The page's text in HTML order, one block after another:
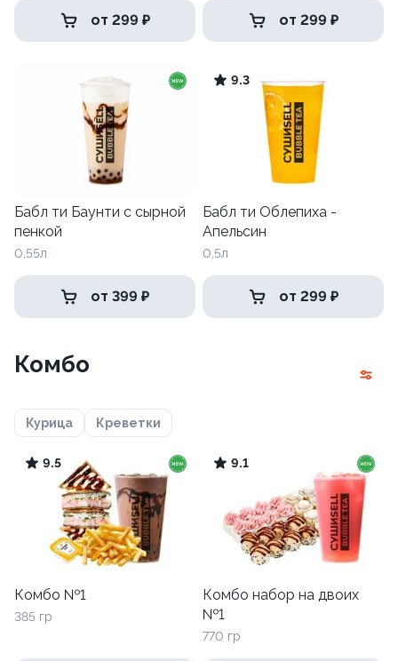
от 299 ₽ от 299 ₽
Бабл ти Баунти с сырной
пенкой
0,55л
от 399 ₽
9.3
Бабл ти Облепиха -
Апельсин
0,5л
от 299 ₽
Комбо
Курица Креветки
9.5
Комбо №1
385 гр
9.1
Комбо набор на двоих
№1
770 гр